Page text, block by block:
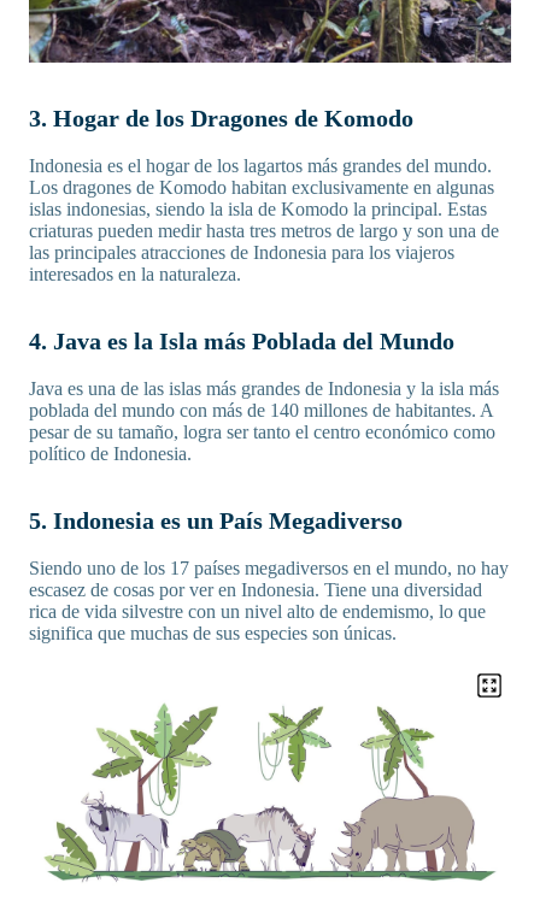
3. Hogar de los Dragones de Komodo
Indonesia es el hogar de los lagartos más grandes del mundo.
Los dragones de Komodo habitan exclusivamente en algunas
islas indonesias, siendo la isla de Komodo la principal. Estas
criaturas pueden medir hasta tres metros de largo y son una de
las principales atracciones de Indonesia para los viajeros
interesados en la naturaleza.
4. Java es la Isla más Poblada del Mundo
Java es una de las islas más grandes de Indonesia y la isla más
poblada del mundo con más de 140 millones de habitantes. A
pesar de su tamaño, logra ser tanto el centro económico como
político de Indonesia.
5. Indonesia es un País Megadiverso
Siendo uno de los 17 países megadiversos en el mundo, no hay
escasez de cosas por ver en Indonesia. Tiene una diversidad
rica de vida silvestre con un nivel alto de endemismo, lo que
significa que muchas de sus especies son únicas.